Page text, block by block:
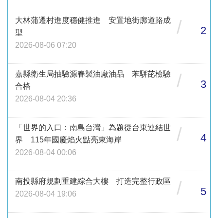
大林蒲遷村進度穩健推進 安置地街廓道路成
型
2026-08-06 07:20
/ 2
嘉縣衛生局抽驗源春製油廠油品 苯駢芘檢驗
合格
2026-08-04 20:36
/ 3
「世界的入口：南島台灣」為題從台東連結世
界 115年國慶焰火點亮東海岸
2026-08-04 00:06
/ 4
南投縣府規劃重建綜合大樓 打造完整行政區
2026-08-04 19:06
/ 5